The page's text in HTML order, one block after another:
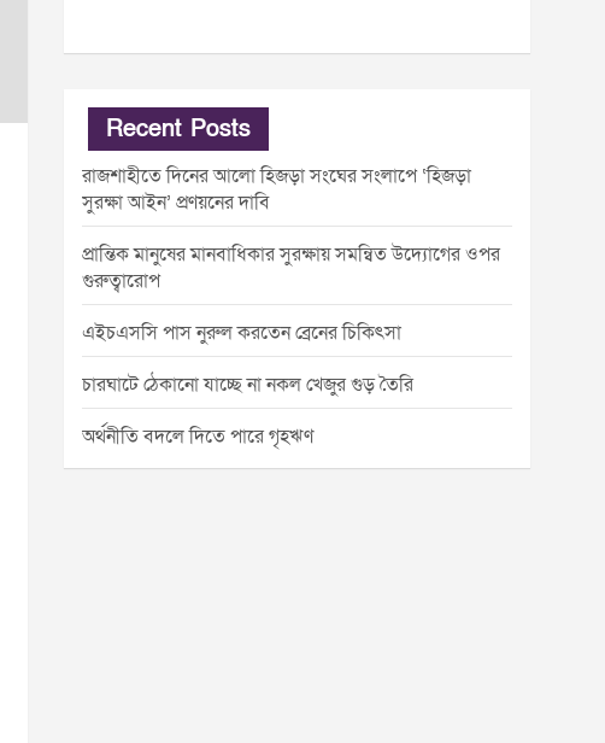
Recent Posts
রাজশাহীতে দিনের আলো হিজড়া সংঘের সংলাপে ‘হিজড়া
সুরক্ষা আইন’ প্রণয়নের দাবি
প্রান্তিক মানুষের মানবাধিকার সুরক্ষায় সমন্বিত উদ্যোগের ওপর
গুরুত্বারোপ
এইচএসসি পাস নুরুল করতেন ব্রেনের চিকিৎসা
চারঘাটে ঠেকানো যাচ্ছে না নকল খেজুর গুড় তৈরি
অর্থনীতি বদলে দিতে পারে গৃহঋণ